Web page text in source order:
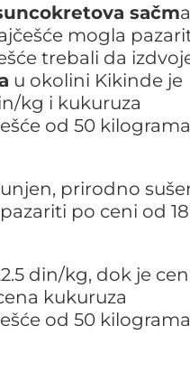
sačm
mogla
trebali da
u okolini Kikinde je
kg i kukuruza
od 50
prirodno
po ceni od
din/kg, dok je
kukuruza
od 50